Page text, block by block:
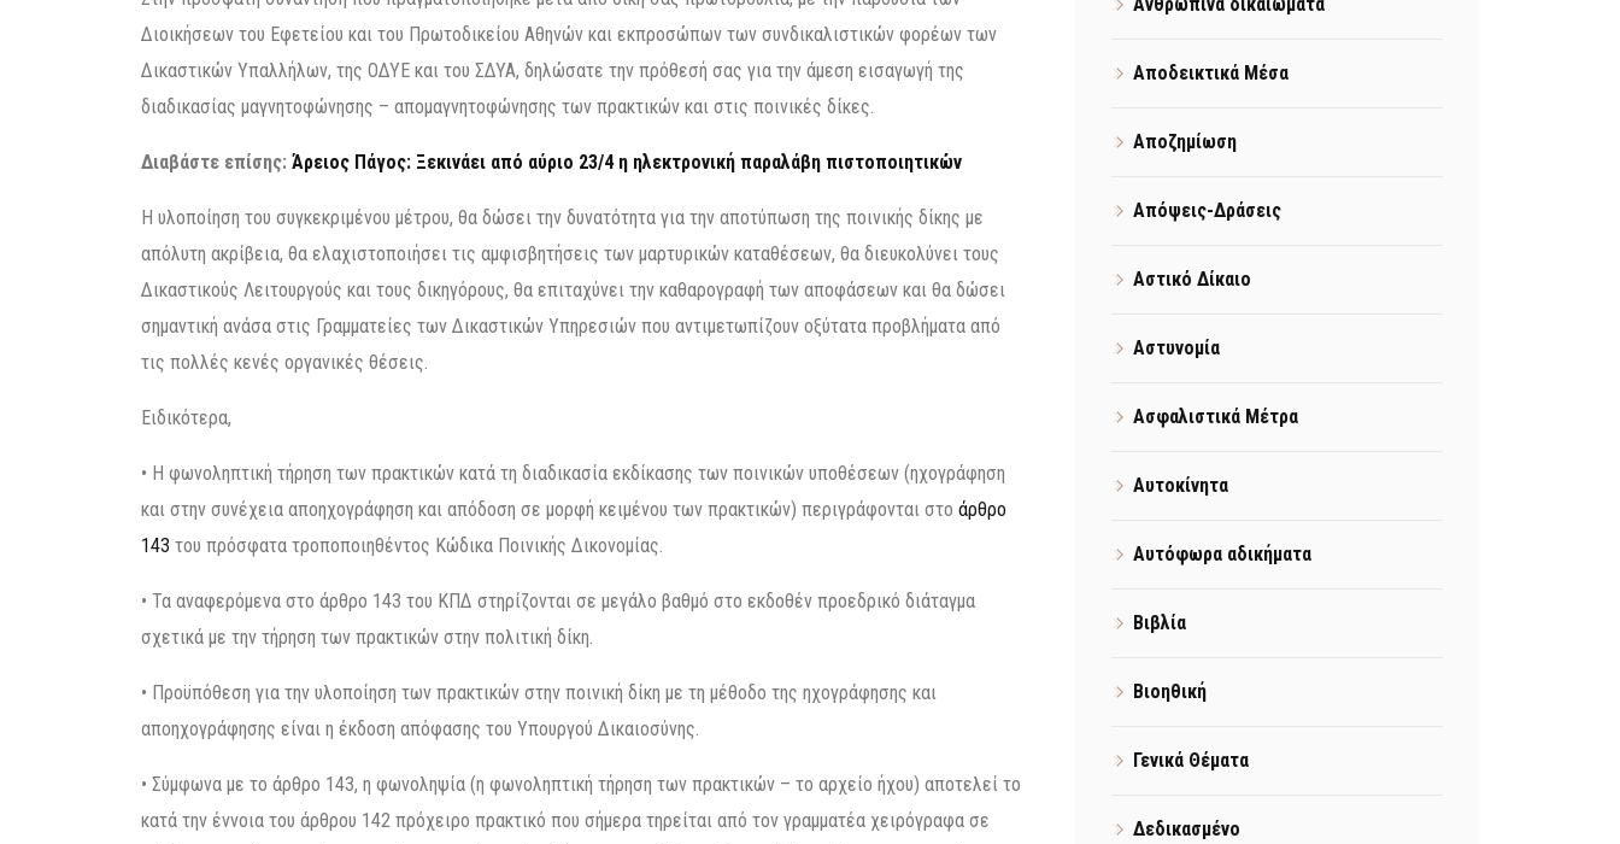
Διοικήσεων του Εφετείου και του Πρωτοδικείου Αθηνών και εκπροσώπων των συνδικαλιστικών φορέων των
Δικαστικών Υπαλλήλων, της ΟΔΥΕ και του ΣΔΥΑ, δηλώσατε την πρόθεσή σας για την άμεση εισαγωγή της
διαδικασίας μαγνητοφώνησης – απομαγνητοφώνησης των πρακτικών και στις ποινικές δίκες.
Διαβάστε επίσης: Άρειος Πάγος: Ξεκινάει από αύριο 23/4 η ηλεκτρονική παραλάβη πιστοποιητικών
Η υλοποίηση του συγκεκριμένου μέτρου, θα δώσει την δυνατότητα για την αποτύπωση της ποινικής δίκης με
απόλυτη ακρίβεια, θα ελαχιστοποιήσει τις αμφισβητήσεις των μαρτυρικών καταθέσεων, θα διευκολύνει τους
Δικαστικούς Λειτουργούς και τους δικηγόρους, θα επιταχύνει την καθαρογραφή των αποφάσεων και θα δώσει
σημαντική ανάσα στις Γραμματείες των Δικαστικών Υπηρεσιών που αντιμετωπίζουν οξύτατα προβλήματα από
τις πολλές κενές οργανικές θέσεις.
Ειδικότερα,
• Η φωνοληπτική τήρηση των πρακτικών κατά τη διαδικασία εκδίκασης των ποινικών υποθέσεων (ηχογράφηση
και στην συνέχεια αποηχογράφηση και απόδοση σε μορφή κειμένου των πρακτικών) περιγράφονται στο άρθρο
143 του πρόσφατα τροποποιηθέντος Κώδικα Ποινικής Δικονομίας.
• Τα αναφερόμενα στο άρθρο 143 του ΚΠΔ στηρίζονται σε μεγάλο βαθμό στο εκδοθέν προεδρικό διάταγμα
σχετικά με την τήρηση των πρακτικών στην πολιτική δίκη.
• Προϋπόθεση για την υλοποίηση των πρακτικών στην ποινική δίκη με τη μέθοδο της ηχογράφησης και
αποηχογράφησης είναι η έκδοση απόφασης του Υπουργού Δικαιοσύνης.
• Σύμφωνα με το άρθρο 143, η φωνοληψία (η φωνοληπτική τήρηση των πρακτικών – το αρχείο ήχου) αποτελεί το
κατά την έννοια του άρθρου 142 πρόχειρο πρακτικό που σήμερα τηρείται από τον γραμματέα χειρόγραφα σε
Αποδεικτικά Μέσα
Αποζημίωση
Απόψεις-Δράσεις
Αστικό Δίκαιο
Αστυνομία
Ασφαλιστικά Μέτρα
Αυτοκίνητα
Αυτόφωρα αδικήματα
Βιβλία
Βιοηθική
Γενικά Θέματα
Δεδικασμένο